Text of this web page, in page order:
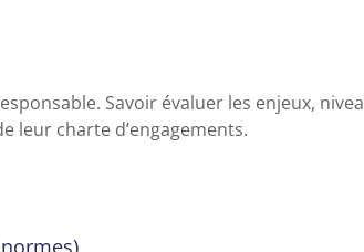
Savoir évaluer les enjeux,
leur charte d’engagements.